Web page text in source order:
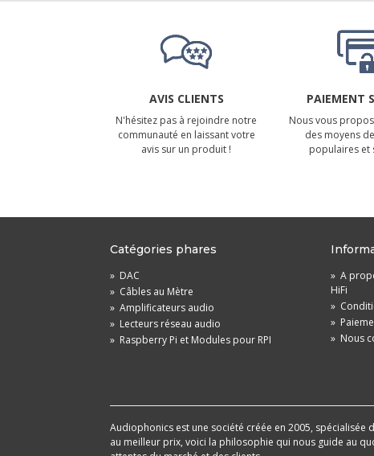
AVIS CLIENTS
N'hésitez pas à rejoindre notre
communauté en laissant votre
avis sur un produit !
PAIEMENT
Nous vous
des moyens
populaires et
Catégories phares
» DAC
» Câbles au Mètre
» Amplificateurs audio
» Lecteurs réseau audio
» Raspberry Pi et Modules pour RPI
» A
HiFi
»
»
» Nous
Audiophonics est une société créée en 2005,
au meilleur prix, voici la philosophie qui nous guide au